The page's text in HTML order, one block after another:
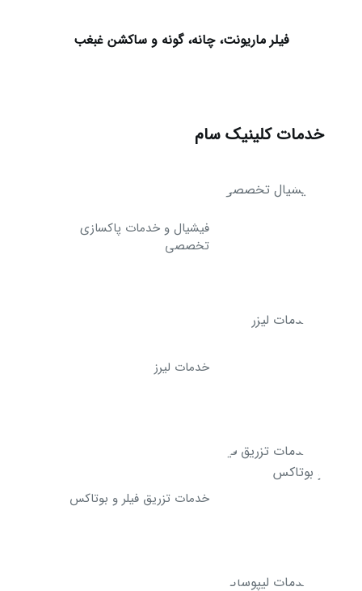
فیلر ماریونت، چانه، گونه و ساکشن غبغب
خدمات کلینیک سام
فیشیال و خدمات پاکسازی
تخصصی
خدمات لیرز
خدمات تزریق فیلر و بوتاکس